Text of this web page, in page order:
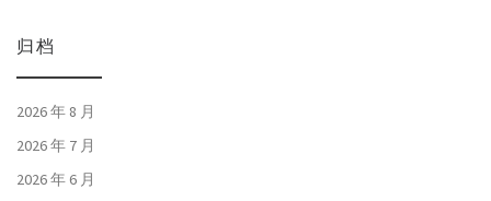
归档
2026 年 8 月
2026 年 7 月
2026 年 6 月